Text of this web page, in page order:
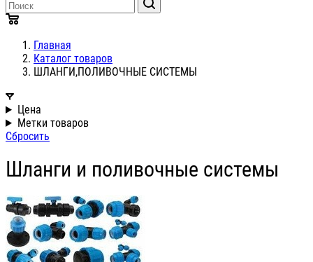
Главная
Каталог товаров
ШЛАНГИ,ПОЛИВОЧНЫЕ СИСТЕМЫ
Цена
Метки товаров
Сбросить
Шланги и поливочные системы